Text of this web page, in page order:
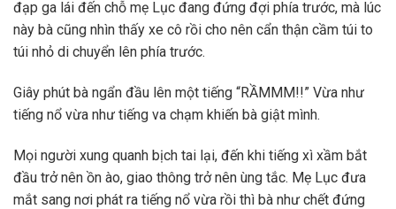
đạp ga lái đến chỗ mẹ Lục đang đứng đợi phía trước, mà lúc
này bà cũng nhìn thấy xe cô rồi cho nên cẩn thận cầm túi to
túi nhỏ di chuyển lên phía trước.
Giây phút bà ngẩn đầu lên một tiếng “RẦMMM!!” Vừa như
tiếng nổ vừa như tiếng va chạm khiến bà giật mình.
Mọi người xung quanh bịch tai lại, đến khi tiếng xì xầm bắt
đầu trở nên ồn ào, giao thông trở nên ùng tắc. Mẹ Lục đưa
mắt sang nơi phát ra tiếng nổ vừa rồi thì bà như chết đứng